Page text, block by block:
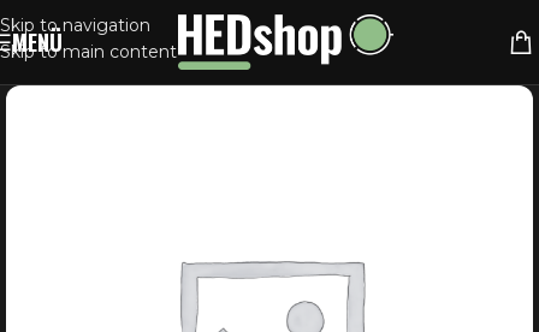
Skip to navigation
Skip to main content
MENÜ